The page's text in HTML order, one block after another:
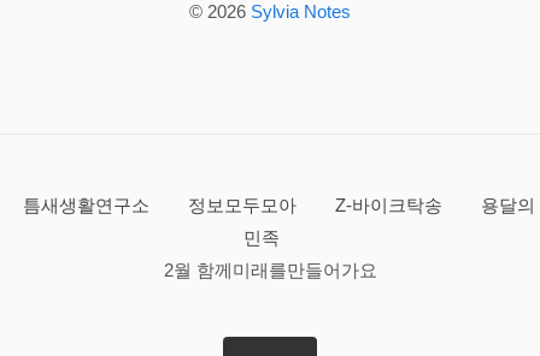
© 2026 Sylvia Notes
틈새생활연구소 정보모두모아 Z-바이크탁송
용달의
민족
2월 함께미래를만들어가요